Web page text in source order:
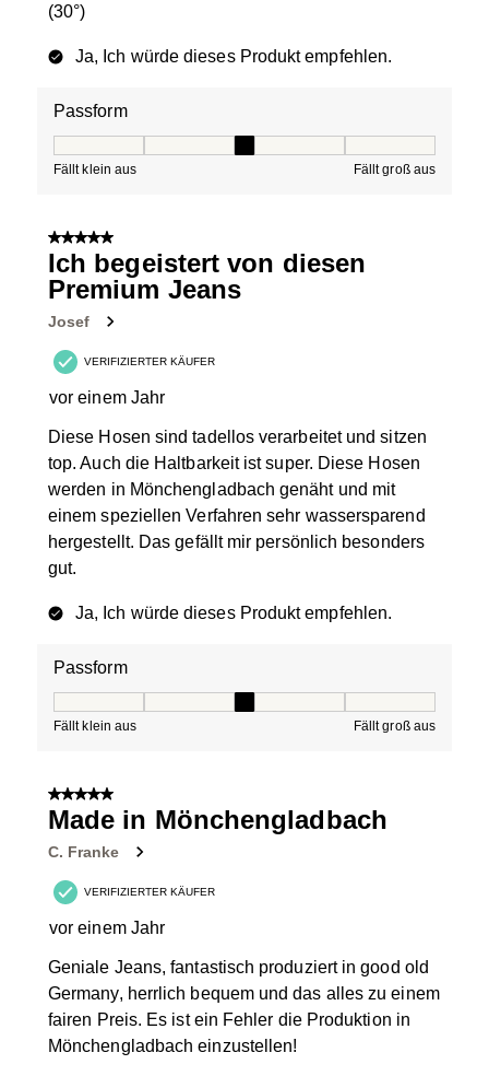
(30°)
Ja, Ich würde dieses Produkt empfehlen.
Passform
Fällt klein aus Fällt groß aus
5 von 5 Sternen.
Ich begeistert von diesen
Premium Jeans
Josef
VERIFIZIERTER KÄUFER
vor einem Jahr
Diese Hosen sind tadellos verarbeitet und sitzen
top. Auch die Haltbarkeit ist super. Diese Hosen
werden in Mönchengladbach genäht und mit
einem speziellen Verfahren sehr wassersparend
hergestellt. Das gefällt mir persönlich besonders
gut.
Ja, Ich würde dieses Produkt empfehlen.
Passform
Fällt klein aus Fällt groß aus
5 von 5 Sternen.
Made in Mönchengladbach
C. Franke
VERIFIZIERTER KÄUFER
vor einem Jahr
Geniale Jeans, fantastisch produziert in good old
Germany, herrlich bequem und das alles zu einem
fairen Preis. Es ist ein Fehler die Produktion in
Mönchengladbach einzustellen!